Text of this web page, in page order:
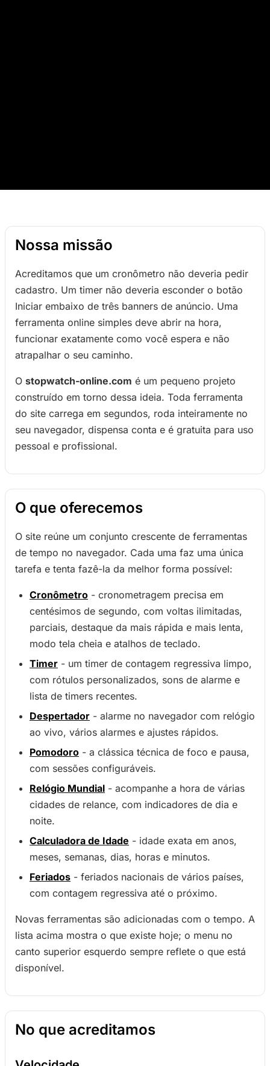
Nossa missão
Acreditamos que um cronômetro não deveria pedir
cadastro. Um timer não deveria esconder o botão
Iniciar embaixo de três banners de anúncio. Uma
ferramenta online simples deve abrir na hora,
funcionar exatamente como você espera e não
atrapalhar o seu caminho.
O stopwatch-online.com é um pequeno projeto
construído em torno dessa ideia. Toda ferramenta
do site carrega em segundos, roda inteiramente no
seu navegador, dispensa conta e é gratuita para uso
pessoal e profissional.
O que oferecemos
O site reúne um conjunto crescente de ferramentas
de tempo no navegador. Cada uma faz uma única
tarefa e tenta fazê-la da melhor forma possível:
Cronômetro - cronometragem precisa em
centésimos de segundo, com voltas ilimitadas,
parciais, destaque da mais rápida e mais lenta,
modo tela cheia e atalhos de teclado.
Timer - um timer de contagem regressiva limpo,
com rótulos personalizados, sons de alarme e
lista de timers recentes.
Despertador - alarme no navegador com relógio
ao vivo, vários alarmes e ajustes rápidos.
Pomodoro - a clássica técnica de foco e pausa,
com sessões configuráveis.
Relógio Mundial - acompanhe a hora de várias
cidades de relance, com indicadores de dia e
noite.
Calculadora de Idade - idade exata em anos,
meses, semanas, dias, horas e minutos.
Feriados - feriados nacionais de vários países,
com contagem regressiva até o próximo.
Novas ferramentas são adicionadas com o tempo. A
lista acima mostra o que existe hoje; o menu no
canto superior esquerdo sempre reflete o que está
disponível.
No que acreditamos